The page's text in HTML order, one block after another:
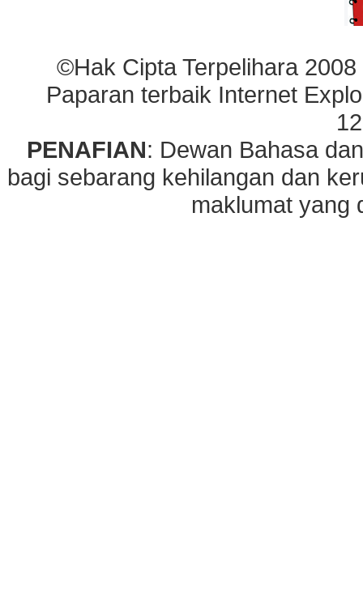
©Hak Cipta Terpelihara
Paparan terbaik Internet
PENAFIAN: Dewan Bahasa
bagi sebarang kehilangan dan
maklumat yang